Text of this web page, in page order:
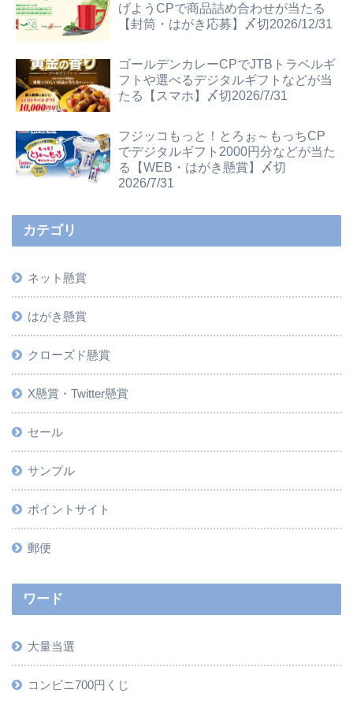
げようCPで商品詰め合わせが当たる
【封筒・はがき応募】〆切2026/12/31
ゴールデンカレーCPでJTBトラベルギ
フトや選べるデジタルギフトなどが当
たる【スマホ】〆切2026/7/31
フジッコもっと！とろぉ～もっちCP
でデジタルギフト2000円分などが当た
る【WEB・はがき懸賞】〆切
2026/7/31
カテゴリ
ネット懸賞
はがき懸賞
クローズド懸賞
X懸賞・Twitter懸賞
セール
サンプル
ポイントサイト
郵便
ワード
大量当選
コンビニ700円くじ